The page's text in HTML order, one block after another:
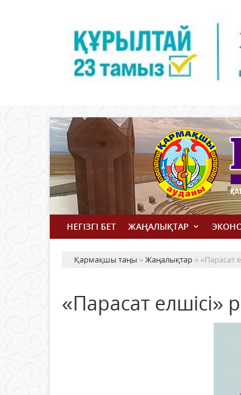
НЕГІЗГІ БЕТ ЖАҢАЛЫҚТАР
Қармақшы таңы »Жаңалықтар » «Парасат
«Парасат елшісі»